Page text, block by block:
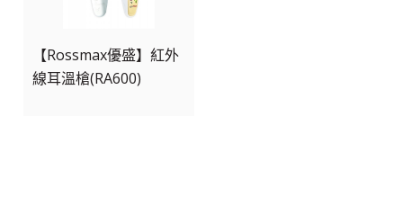
【Rossmax優盛】紅外
線耳溫槍(RA600)